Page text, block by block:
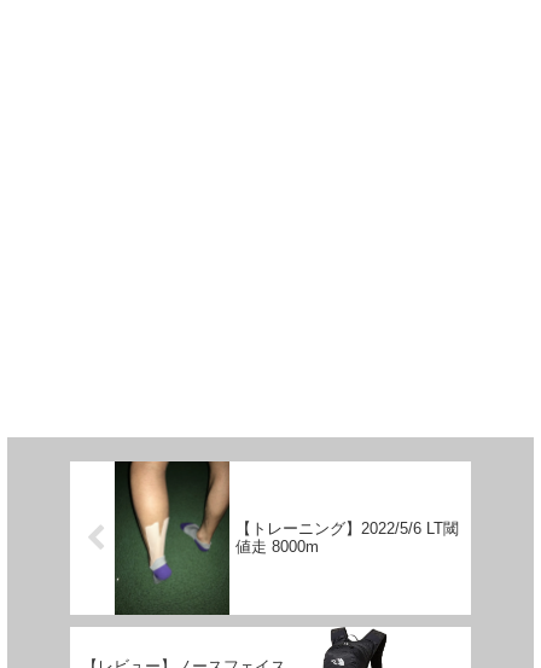
【トレーニング】2022/5/6 LT閾
値走 8000m